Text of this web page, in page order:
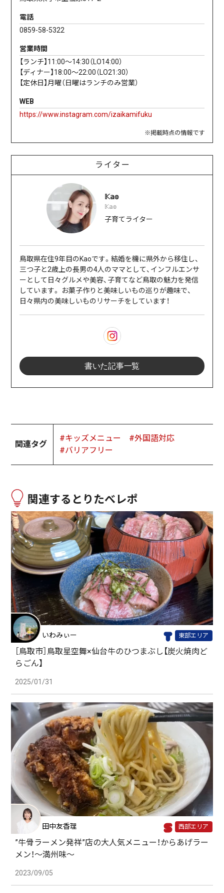
電話
0859-58-5322
営業時間
【ランチ】11:00～14:30（LO14:00）
【ディナー】18:00～22:00（LO21:30）
【定休日】月曜（日曜はランチのみ営業）
WEB
https://www.instagram.com/izaikamifuku
※掲載時点の情報です
ライター
𝕂𝕒𝕠
𝕂𝕒𝕠
子育てライター⠀
鳥取県在住9年目のKaoです。結婚を機に県外から移住し、
三つ子と2歳上の長男の4人のママとして、インフルエンサ
ーとして日々グルメや美容、子育てなど鳥取の魅力を発信
しています。 お菓子作りと美味しいもの巡りが趣味で、
日々県内の美味しいものリサーチをしています！
書いた記事一覧
関連タグ
#キッズメニュー
#外国語対応
#バリアフリー
関連するとりたべレポ
いわみぃー 東部エリア
［鳥取市］鳥取星空舞×仙台牛のひつまぶし【炭火焼肉ど
らごん】
2025/01/31
田中友香理 西部エリア
”牛骨ラーメン発祥”店の大人気メニュー！からあげラー
メン！～満州味～
2023/09/05